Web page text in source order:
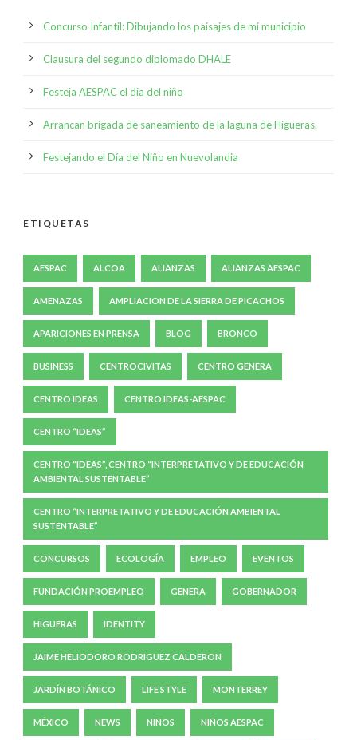
Concurso Infantil: Dibujando los paisajes de mi municipio
Clausura del segundo diplomado DHALE
Festeja AESPAC el dia del niño
Arrancan brigada de saneamiento de la laguna de Higueras.
Festejando el Día del Niño en Nuevolandia
ETIQUETAS
AESPAC ALCOA ALIANZAS ALIANZAS AESPAC
AMENAZAS AMPLIACION DE LA SIERRA DE PICACHOS
APARICIONES EN PRENSA BLOG BRONCO
BUSINESS CENTROCIVITAS CENTRO GENERA
CENTRO IDEAS CENTRO IDEAS-AESPAC
CENTRO “IDEAS”
CENTRO “IDEAS”, CENTRO “INTERPRETATIVO Y DE EDUCACIÓN
AMBIENTAL SUSTENTABLE”
CENTRO “INTERPRETATIVO Y DE EDUCACIÓN AMBIENTAL
SUSTENTABLE”
CONCURSOS ECOLOGÍA EMPLEO EVENTOS
FUNDACIÓN PROEMPLEO GENERA GOBERNADOR
HIGUERAS IDENTITY
JAIME HELIODORO RODRIGUEZ CALDERON
JARDÍN BOTÁNICO LIFE STYLE MONTERREY
MÉXICO NEWS NIÑOS NIÑOS AESPAC